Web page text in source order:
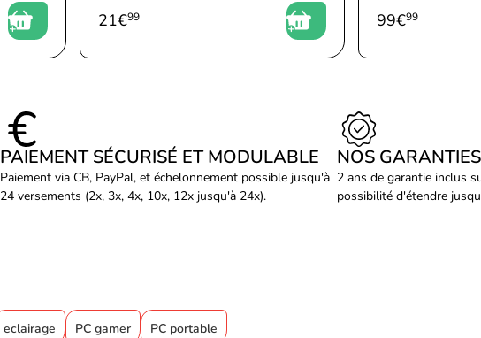
21€99 99€99
PAIEMENT SÉCURISÉ ET MODULABLE
Paiement via CB, PayPal, et échelonnement possible jusqu'à
24 versements (2x, 3x, 4x, 10x, 12x jusqu'à 24x).
NOS
2 ans de garantie inclus
possibilité d'étendre
eclairage PC gamer PC portable